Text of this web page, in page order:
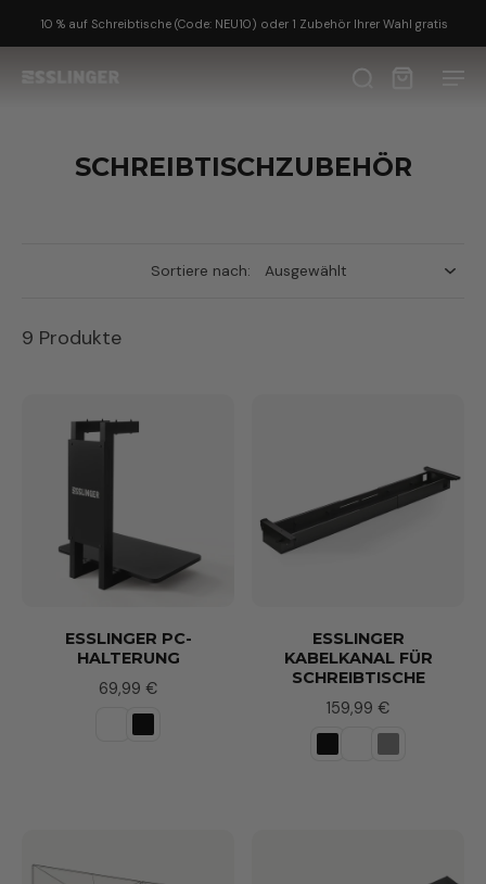
10 % auf Schreibtische (Code: NEU10) oder 1 Zubehör Ihrer Wahl gratis
SCHREIBTISCHZUBEHÖR
Sortiere nach:
9 Produkte
ESSLINGER PC-
HALTERUNG
69,99 €
ESSLINGER
KABELKANAL FÜR
SCHREIBTISCHE
159,99 €